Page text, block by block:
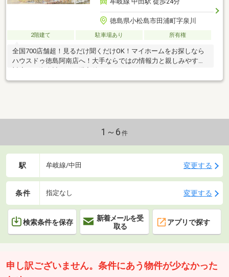
徳島県小松島市田浦町字泉川
2階建て 駐車場あり 所有権
全国700店舗超！見るだけ聞くだけOK！マイホームをお探しなら
ハウスドゥ徳島阿南店へ！大手ならではの情報力と親しみやすい
任せください！
1～6 件
駅 牟岐線/中田 変更する
条件 指定なし 変更する
検索条件を保存
新着メールを受
取る
アプリで探す
申し訳ございません。条件にあう物件が少なかった